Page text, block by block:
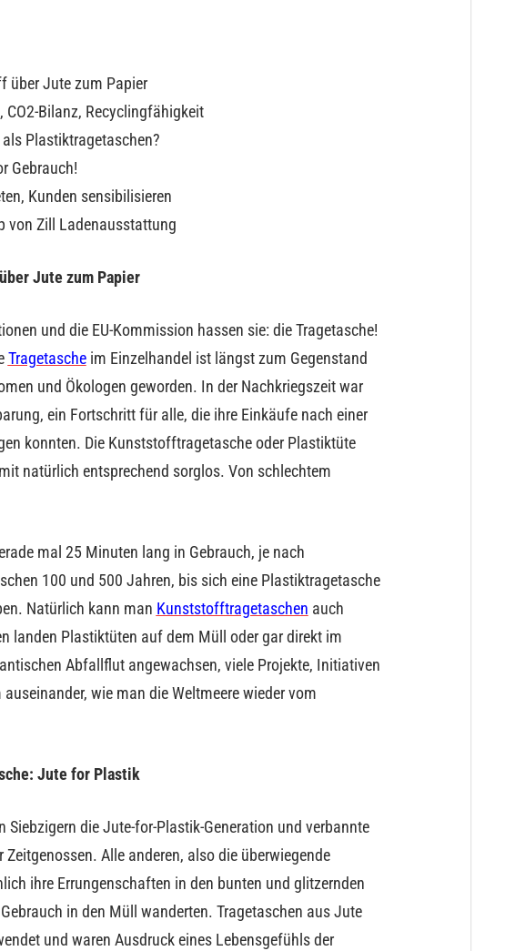
über Jute zum Papier
Bilanz, Recyclingfähigkeit
Plastiktragetaschen?
Gebrauch!
Kunden sensibilisieren
von Zill Ladenausstattung
Jute zum Papier
und die EU-Kommission hassen sie: die Tragetasche!
Tragetascheim Einzelhandel ist längst zum Gegenstand
und Ökologen geworden. In der Nachkriegszeit war
ein Fortschritt für alle, die ihre Einkäufe nach einer
konnten. Die Kunststofftragetasche oder Plastiktüte
natürlich entsprechend sorglos. Von schlechtem
mal 25 Minuten lang in Gebrauch, je nach
100 und 500 Jahren, bis sich eine Plastiktragetasche
Natürlich kann man Kunststofftragetaschen auch
landen Plastiktüten auf dem Müll oder gar direkt im
Abfallflut angewachsen, viele Projekte, Initiativen
wie man die Weltmeere wieder vom
Jute for Plastik
die Jute-for-Plastik-Generation und verbannte
Alle anderen, also die überwiegende
ihre Errungenschaften in den bunten und glitzernden
in den Müll wanderten. Tragetaschen aus Jute
und waren Ausdruck eines Lebensgefühls der